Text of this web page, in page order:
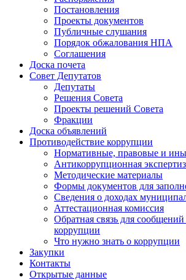
Постановления
Проекты документов
Публичные слушания
Порядок обжалования НПА
Соглашения
Доска почета
Совет Депутатов
Депутаты
Решения Совета
Проекты решений Совета
Фракции
Доска объявлений
Противодействие коррупции
Нормативные, правовые и
Антикоррупционная
Методические материалы
Формы документов для
Сведения о доходах
Аттестационная комиссия
Обратная связь для
коррупции
Что нужно знать о коррупции
Закупки
Контакты
Открытые данные